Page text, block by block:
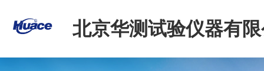
北京华测试验仪器有